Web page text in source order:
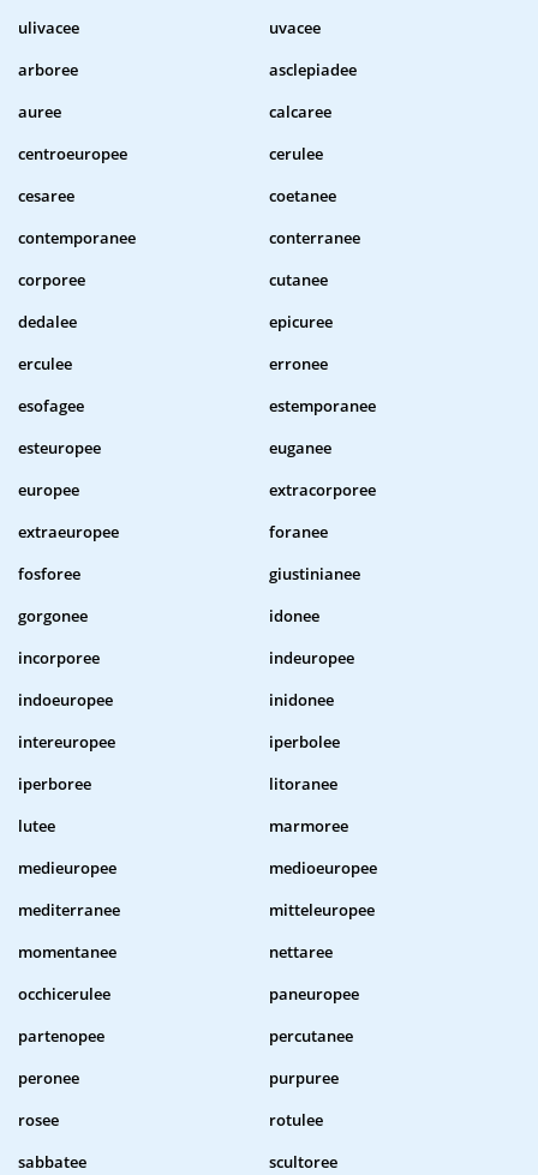
ulivacee
uvacee
arboree
asclepiadee
auree
calcaree
centroeuropee
cerulee
cesaree
coetanee
contemporanee
conterranee
corporee
cutanee
dedalee
epicuree
erculee
erronee
esofagee
estemporanee
esteuropee
euganee
europee
extracorporee
extraeuropee
foranee
fosforee
giustinianee
gorgonee
idonee
incorporee
indeuropee
indoeuropee
inidonee
intereuropee
iperbolee
iperboree
litoranee
lutee
marmoree
medieuropee
medioeuropee
mediterranee
mitteleuropee
momentanee
nettaree
occhicerulee
paneuropee
partenopee
percutanee
peronee
purpuree
rosee
rotulee
sabbatee
scultoree